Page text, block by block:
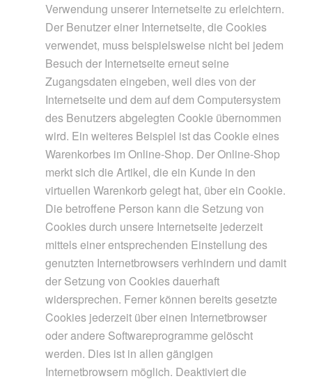
Verwendung unserer Internetseite zu erleichtern.
Der Benutzer einer Internetseite, die Cookies
verwendet, muss beispielsweise nicht bei jedem
Besuch der Internetseite erneut seine
Zugangsdaten eingeben, weil dies von der
Internetseite und dem auf dem Computersystem
des Benutzers abgelegten Cookie übernommen
wird. Ein weiteres Beispiel ist das Cookie eines
Warenkorbes im Online-Shop. Der Online-Shop
merkt sich die Artikel, die ein Kunde in den
virtuellen Warenkorb gelegt hat, über ein Cookie.
Die betroffene Person kann die Setzung von
Cookies durch unsere Internetseite jederzeit
mittels einer entsprechenden Einstellung des
genutzten Internetbrowsers verhindern und damit
der Setzung von Cookies dauerhaft
widersprechen. Ferner können bereits gesetzte
Cookies jederzeit über einen Internetbrowser
oder andere Softwareprogramme gelöscht
werden. Dies ist in allen gängigen
Internetbrowsern möglich. Deaktiviert die